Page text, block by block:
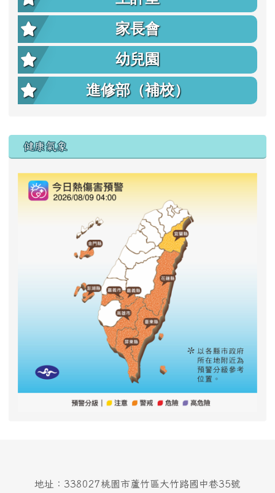
家長會
幼兒園
進修部（補校）
右邊區域內容
健康氣象
地址：338027桃園市蘆竹區大竹路國中巷35號